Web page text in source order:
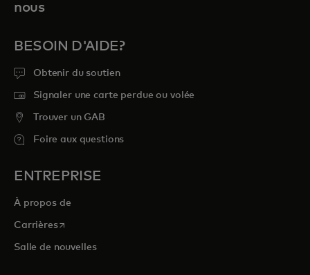
nous
BESOIN D'AIDE?
Obtenir du soutien
Signaler une carte perdue ou volée
Trouver un GAB
Foire aux questions
ENTREPRISE
À propos de
Carrièress’ouvre dans un nouvel onglet
Salle de nouvelles